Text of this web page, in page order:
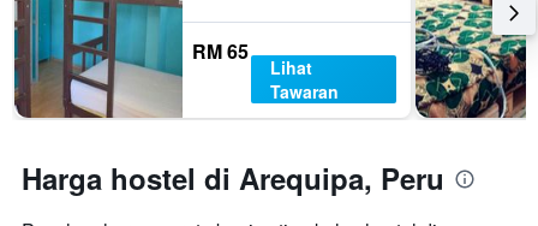
purata
bilik
RM 65
Lihat
Tawaran
Harga hostel di Arequipa, Peru